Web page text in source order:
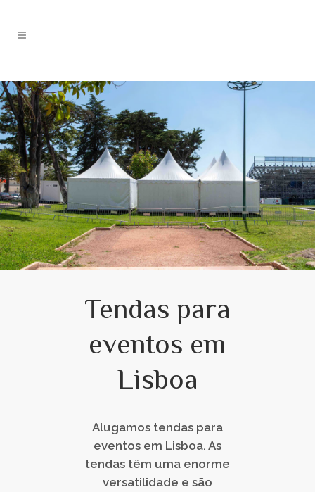
Tendas para
eventos em
Lisboa
Alugamos tendas para
eventos em Lisboa. As
tendas têm uma enorme
versatilidade e são